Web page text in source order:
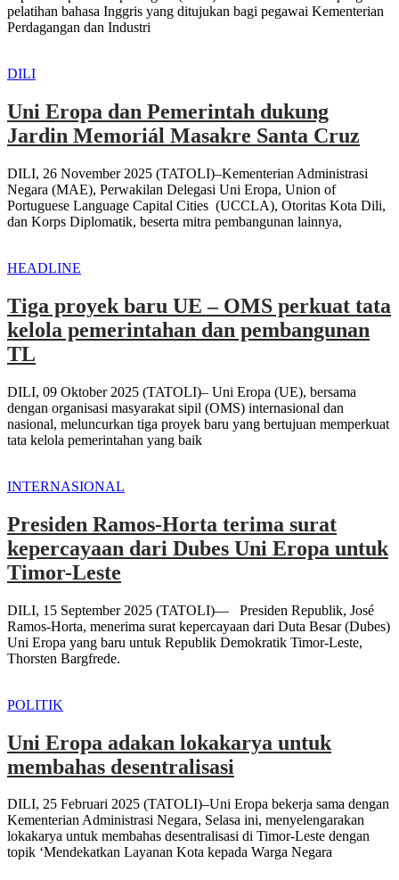
pelatihan bahasa Inggris yang ditujukan bagi pegawai Kementerian
Perdagangan dan Industri
DILI
Uni Eropa dan Pemerintah dukung
Jardin Memoriál Masakre Santa Cruz
DILI, 26 November 2025 (TATOLI)–Kementerian Administrasi
Negara (MAE), Perwakilan Delegasi Uni Eropa, Union of
Portuguese Language Capital Cities (UCCLA), Otoritas Kota Dili,
dan Korps Diplomatik, beserta mitra pembangunan lainnya,
HEADLINE
Tiga proyek baru UE – OMS perkuat tata
kelola pemerintahan dan pembangunan
TL
DILI, 09 Oktober 2025 (TATOLI)– Uni Eropa (UE), bersama
dengan organisasi masyarakat sipil (OMS) internasional dan
nasional, meluncurkan tiga proyek baru yang bertujuan memperkuat
tata kelola pemerintahan yang baik
INTERNASIONAL
Presiden Ramos-Horta terima surat
kepercayaan dari Dubes Uni Eropa untuk
Timor-Leste
DILI, 15 September 2025 (TATOLI)— Presiden Republik, José
Ramos-Horta, menerima surat kepercayaan dari Duta Besar (Dubes)
Uni Eropa yang baru untuk Republik Demokratik Timor-Leste,
Thorsten Bargfrede.
POLITIK
Uni Eropa adakan lokakarya untuk
membahas desentralisasi
DILI, 25 Februari 2025 (TATOLI)–Uni Eropa bekerja sama dengan
Kementerian Administrasi Negara, Selasa ini, menyelengarakan
lokakarya untuk membahas desentralisasi di Timor-Leste dengan
topik ‘Mendekatkan Layanan Kota kepada Warga Negara